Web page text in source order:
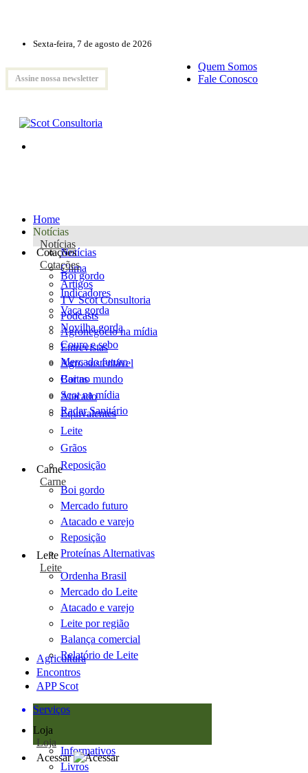
Sexta-feira, 7 de agosto de 2026
Assine nossa newsletter
Quem Somos
Fale Conosco
Home
Notícias
Notícias
Notícias
Clima
Artigos
TV Scot Consultoria
Podcasts
Agronegócio na mídia
Entrevistas
Agro sustentável
Cartas
Scot na mídia
Radar Sanitário
Cotações
Cotações
Boi gordo
Indicadores
Vaca gorda
Novilha gorda
Couro e sebo
Mercado futuro
Boi no mundo
Atacado
Equivalentes
Leite
Grãos
Reposição
Carne
Carne
Boi gordo
Mercado futuro
Atacado e varejo
Reposição
Proteínas Alternativas
Leite
Leite
Ordenha Brasil
Mercado do Leite
Atacado e varejo
Leite por região
Balança comercial
Relatório de Leite
Agricultura
Encontros
APP Scot
Serviços
Loja
Loja
Informativos
Livros
Acessar